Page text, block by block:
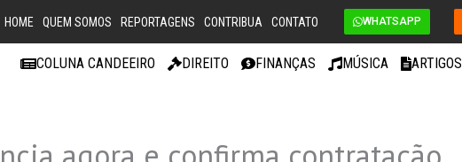
HOME QUEM SOMOS REPORTAGENS CONTRIBUA CONTATO WHATSAPP
COLUNA CANDEEIRO DIREITO FINANÇAS MÚSICA ARTIGOS